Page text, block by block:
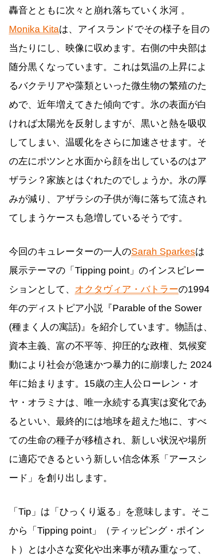
轟音とともに次々と崩れ落ちていく氷河 。
Monika Kitaは、アイスランドでその様子を目の
当たりにし、映像に収めます。右側の中央部は
随分黒くなっています。これは気温の上昇によ
るバクテリアや藻類といった微生物の繁殖のた
めで、近年増えてきた傾向です。氷の表面が白
ければ太陽光を反射しますが、黒いと熱を吸収
してしまい、温暖化をさらに加速させます。そ
の左にポツンと水面から顔を出しているのはア
ザラシ？家族とはぐれたのでしょうか。氷の厚
みが減り、アザラシの子供が海に落ちて流され
てしまうケースも急増しているそうです。
今回のキュレーターの一人のSarah Sparkesは
展示テーマの「Tipping point」のインスピレー
ションとして、 オクタヴィア・バトラーの1994
年のディストピア小説『Parable of the Sower
(種まく人の寓話)』を紹介しています。物語は、
資本主義、富の不平等、抑圧的な政権、気候変
動により社会が急速かつ暴力的に崩壊した 2024
年に始まります。15歳の主人公ローレン・オ
ヤ・オラミナは、唯一永続する真実は変化であ
るといい、最終的には地球を超えた地に、すべ
ての生命の種子が移植され、新しい状況や場所
に適応できるという新しい信念体系「アースシ
ード」を創り出します。
「Tip」は「ひっくり返る」を意味します。そこ
から「Tipping point」（ティッピング・ポイン
ト）とは小さな変化や出来事が積み重なって、